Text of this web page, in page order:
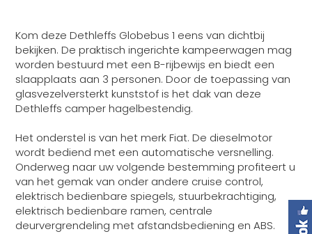
Kom deze Dethleffs Globebus 1 eens van dichtbij
bekijken. De praktisch ingerichte kampeerwagen mag
worden bestuurd met een B-rijbewijs en biedt een
slaapplaats aan 3 personen. Door de toepassing van
glasvezelversterkt kunststof is het dak van deze
Dethleffs camper hagelbestendig.
Het onderstel is van het merk Fiat. De dieselmotor
wordt bediend met een automatische versnelling.
Onderweg naar uw volgende bestemming profiteert u
van het gemak van onder andere cruise control,
elektrisch bedienbare spiegels, stuurbekrachtiging,
elektrisch bedienbare ramen, centrale
deurvergrendeling met afstandsbediening en ABS.